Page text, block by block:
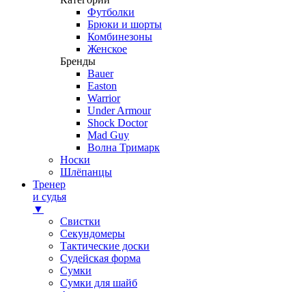
Футболки
Брюки и шорты
Комбинезоны
Женское
Бренды
Bauer
Easton
Warrior
Under Armour
Shock Doctor
Mad Guy
Волна Тримарк
Носки
Шлёпанцы
Тренер
и судья
▼
Свистки
Секундомеры
Тактические доски
Судейская форма
Сумки
Сумки для шайб